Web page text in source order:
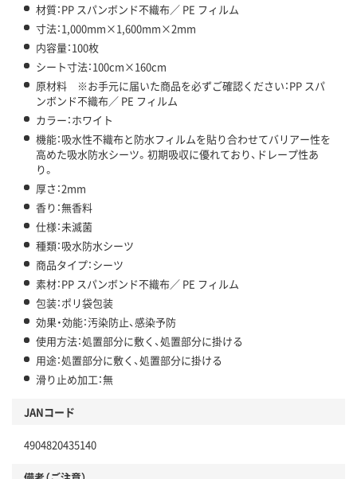
材質：PP スパンボンド不織布／ PE フィルム
寸法：1,000mm×1,600mm×2mm
内容量：100枚
シート寸法：100cm×160cm
原材料 ※お手元に届いた商品を必ずご確認ください：PP スパ
ンボンド不織布／ PE フィルム
カラー：ホワイト
機能：吸水性不織布と防水フィルムを貼り合わせてバリアー性を
高めた吸水防水シーツ。初期吸収に優れており、ドレープ性あ
り。
厚さ：2mm
香り：無香料
仕様：未滅菌
種類：吸水防水シーツ
商品タイプ：シーツ
素材：PP スパンボンド不織布／ PE フィルム
包装：ポリ袋包装
効果・効能：汚染防止、感染予防
使用方法：処置部分に敷く、処置部分に掛ける
用途：処置部分に敷く、処置部分に掛ける
滑り止め加工：無
JANコード
4904820435140